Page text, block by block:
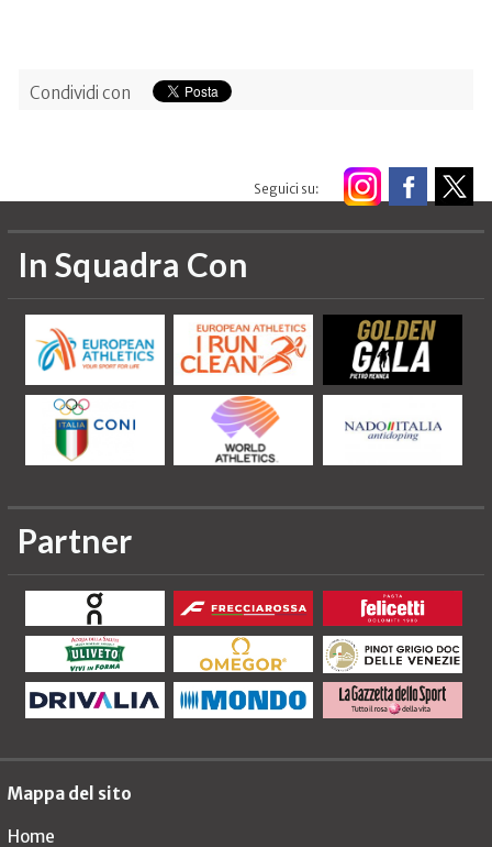
Condividi con
Seguici su:
In Squadra Con
Partner
Mappa del sito
Home